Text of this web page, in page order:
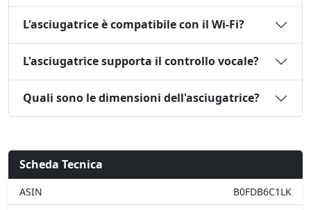
L'asciugatrice è compatibile con il Wi-Fi?
L'asciugatrice supporta il controllo vocale?
Quali sono le dimensioni dell'asciugatrice?
Scheda Tecnica
ASIN
B0FDB6C1LK